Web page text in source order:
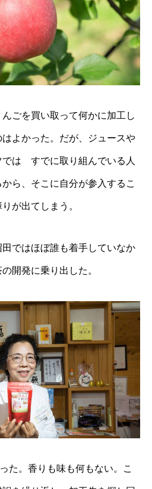
ごを買い取って何かに加工し
よかった。だが、ジュースや
では すでに取り組んでいる人
ら、そこに自分が参入するこ
が出てしまう。
ではほぼ誰も着手していなか
開発に乗り出した。
た。香りも味も何もない。こ